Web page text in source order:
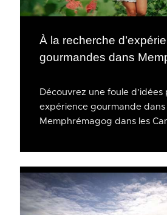
À la recherche
gourmandes dans
Découvrez une foule d’idées
expérience gourmande dans
Memphrémagog dans les